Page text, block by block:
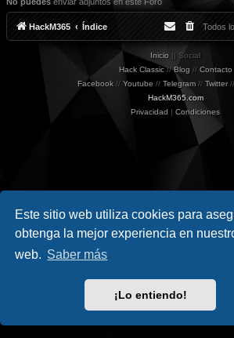
Este sitio web utiliza cookies para
obtenga la mejor experiencia en
web. Saber más
¡Lo entiendo!
HackM365 Índice Todos
Inicio || Social
Hack Classic//Blog // Contacto
Facebook // Youtube // Telegram // Twitter//
HackM365.com
Privacidad | Condiciones